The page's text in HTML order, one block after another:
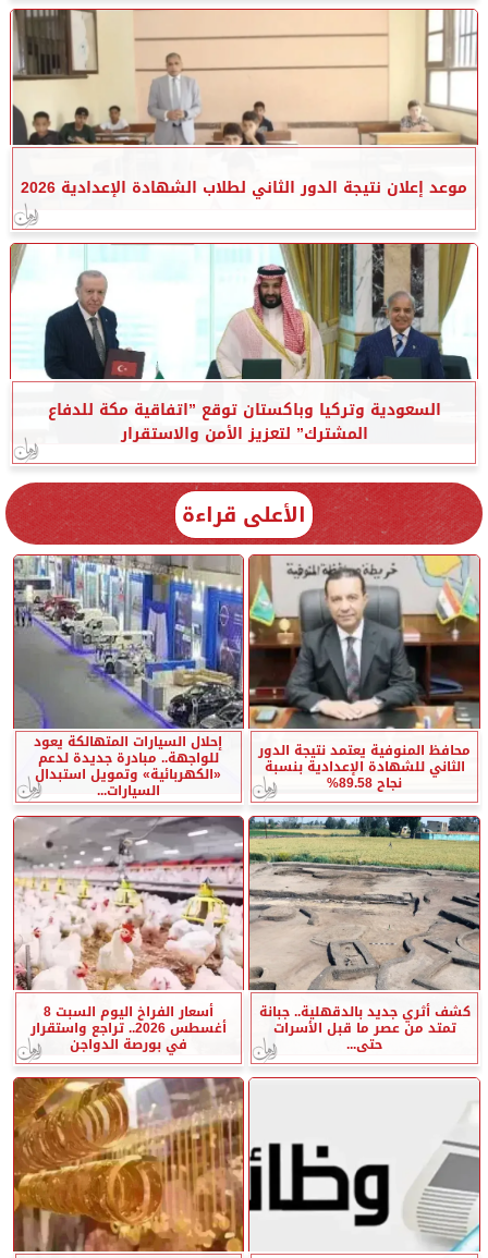
موعد إعلان نتيجة الدور الثاني لطلاب الشهادة الإعدادية 2026
السعودية وتركيا وباكستان توقع ”اتفاقية مكة للدفاع
المشترك” لتعزيز الأمن والاستقرار
الأعلى قراءة
محافظ المنوفية يعتمد نتيجة الدور
الثاني للشهادة الإعدادية بنسبة
نجاح 89.58%
إحلال السيارات المتهالكة يعود
للواجهة.. مبادرة جديدة لدعم
«الكهربائية» وتمويل استبدال
السيارات...
كشف أثري جديد بالدقهلية.. جبانة
تمتد من عصر ما قبل الأسرات
حتى...
أسعار الفراخ اليوم السبت 8
أغسطس 2026.. تراجع واستقرار
في بورصة الدواجن